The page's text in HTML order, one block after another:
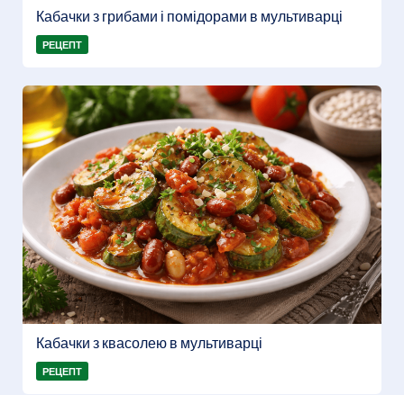
Кабачки з грибами і помідорами в мультиварці
РЕЦЕПТ
Кабачки з квасолею в мультиварці
РЕЦЕПТ